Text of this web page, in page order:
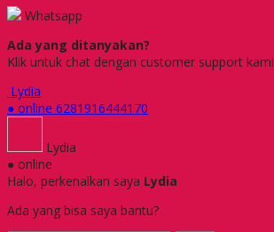
Whatsapp
Ada yang ditanyakan?
Klik untuk chat dengan customer support kami
Lydia
● online 6281916444170
Lydia
● online
Halo, perkenalkan saya Lydia
Ada yang bisa saya bantu?